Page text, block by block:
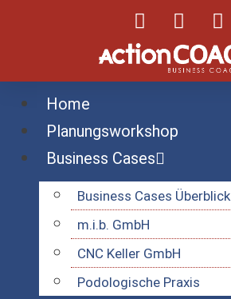
Home
Planungsworkshop
Business Cases
Business Cases Überblick
m.i.b. GmbH
CNC Keller GmbH
Podologische Praxis